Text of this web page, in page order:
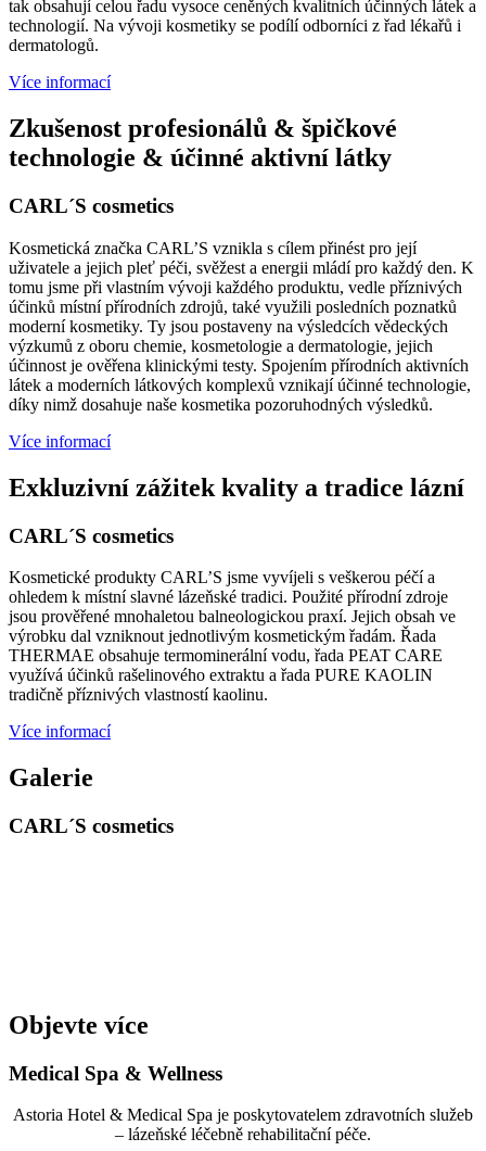
tak obsahují celou řadu vysoce ceněných kvalitních účinných látek a
technologií. Na vývoji kosmetiky se podílí odborníci z řad lékařů i
dermatologů.
Více informací
Zkušenost profesionálů & špičkové
technologie & účinné aktivní látky
CARL´S cosmetics
Kosmetická značka CARL’S vznikla s cílem přinést pro její
uživatele a jejich pleť péči, svěžest a energii mládí pro každý den. K
tomu jsme při vlastním vývoji každého produktu, vedle příznivých
účinků místní přírodních zdrojů, také využili posledních poznatků
moderní kosmetiky. Ty jsou postaveny na výsledcích vědeckých
výzkumů z oboru chemie, kosmetologie a dermatologie, jejich
účinnost je ověřena klinickými testy. Spojením přírodních aktivních
látek a moderních látkových komplexů vznikají účinné technologie,
díky nimž dosahuje naše kosmetika pozoruhodných výsledků.
Více informací
Exkluzivní zážitek kvality a tradice lázní
CARL´S cosmetics
Kosmetické produkty CARL’S jsme vyvíjeli s veškerou péčí a
ohledem k místní slavné lázeňské tradici. Použité přírodní zdroje
jsou prověřené mnohaletou balneologickou praxí. Jejich obsah ve
výrobku dal vzniknout jednotlivým kosmetickým řadám. Řada
THERMAE obsahuje termominerální vodu, řada PEAT CARE
využívá účinků rašelinového extraktu a řada PURE KAOLIN
tradičně příznivých vlastností kaolinu.
Více informací
Galerie
CARL´S cosmetics
Objevte více
Medical Spa & Wellness
Astoria Hotel & Medical Spa je poskytovatelem zdravotních služeb
– lázeňské léčebně rehabilitační péče.